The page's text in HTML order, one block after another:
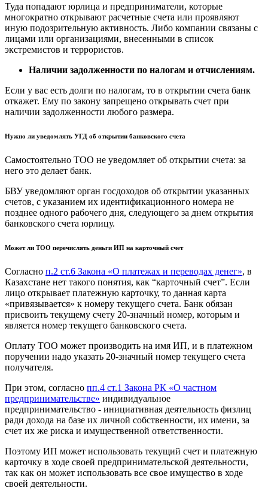
Туда попадают юрлица и предприниматели, которые
многократно открывают расчетные счета или проявляют
иную подозрительную активность. Либо компании связаны с
лицами или организациями, внесенными в список
экстремистов и террористов.
Наличии задолженности по налогам и отчислениям.
Если у вас есть долги по налогам, то в открытии счета банк
откажет. Ему по закону запрещено открывать счет при
наличии задолженности любого размера.
Нужно ли уведомлять УГД об открытии банковского счета
Самостоятельно ТОО не уведомляет об открытии счета: за
него это делает банк.
БВУ уведомляют орган госдоходов об открытии указанных
счетов, с указанием их идентификационного номера не
позднее одного рабочего дня, следующего за днем открытия
банковского счета юрлицу.
Может ли ТОО перечислять деньги ИП на карточный счет
Согласно п.2 ст.6 Закона «О платежах и переводах денег», в
Казахстане нет такого понятия, как “карточный счет”. Если
лицо открывает платежную карточку, то данная карта
«привязывается» к номеру текущего счета. Банк обязан
присвоить текущему счету 20-значный номер, которым и
является номер текущего банковского счета.
Оплату ТОО может производить на имя ИП, и в платежном
поручении надо указать 20-значный номер текущего счета
получателя.
При этом, согласно пп.4 ст.1 Закона РК «О частном
предпринимательстве» индивидуальное
предпринимательство - инициативная деятельность физлиц
ради дохода на базе их личной собственности, их имени, за
счет их же риска и имущественной ответственности.
Поэтому ИП может использовать текущий счет и платежную
карточку в ходе своей предпринимательской деятельности,
так как он может использовать все свое имущество в ходе
своей деятельности.